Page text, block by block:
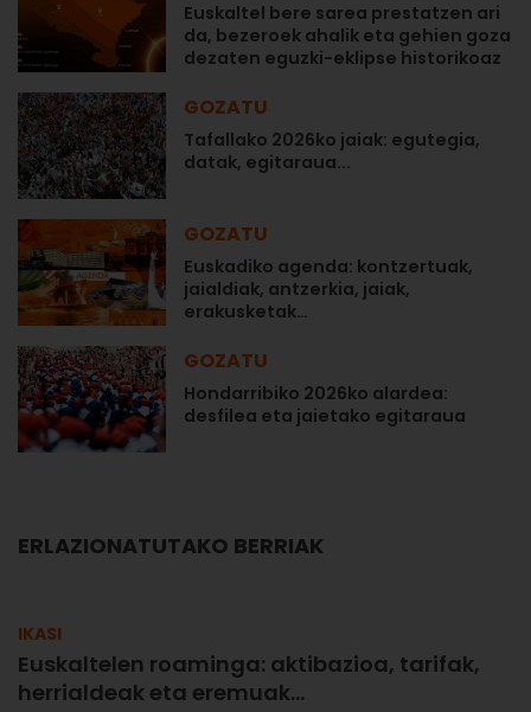
Euskaltel bere sarea prestatzen ari
da, bezeroek ahalik eta gehien goza
dezaten eguzki-eklipse historikoaz
GOZATU
Tafallako 2026ko jaiak: egutegia,
datak, egitaraua...
GOZATU
Euskadiko agenda: kontzertuak,
jaialdiak, antzerkia, jaiak,
erakusketak…
GOZATU
Hondarribiko 2026ko alardea:
desfilea eta jaietako egitaraua
ERLAZIONATUTAKO BERRIAK
IKASI
Euskaltelen roaminga: aktibazioa, tarifak,
herrialdeak eta eremuak…